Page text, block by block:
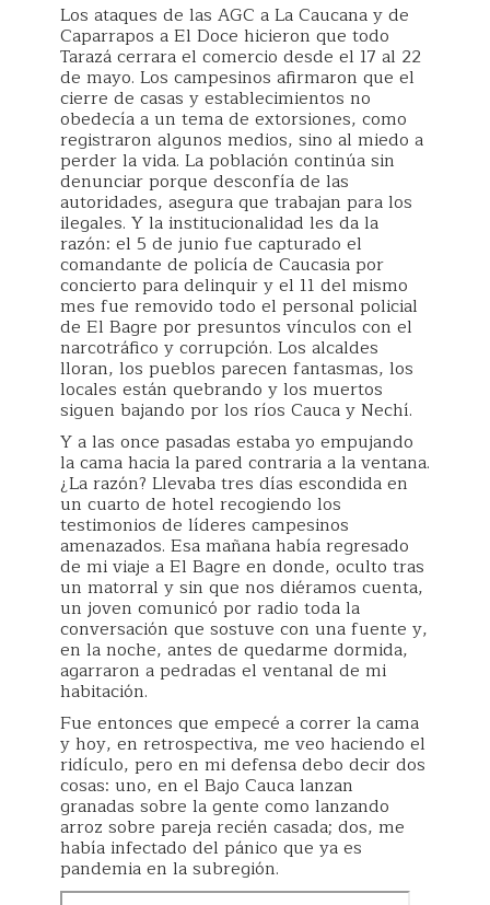
Los ataques de las AGC a La Caucana y de
Caparrapos a El Doce hicieron que todo
Tarazá cerrara el comercio desde el 17 al 22
de mayo. Los campesinos afirmaron que el
cierre de casas y establecimientos no
obedecía a un tema de extorsiones, como
registraron algunos medios, sino al miedo a
perder la vida. La población continúa sin
denunciar porque desconfía de las
autoridades, asegura que trabajan para los
ilegales. Y la institucionalidad les da la
razón: el 5 de junio fue capturado el
comandante de policía de Caucasia por
concierto para delinquir y el 11 del mismo
mes fue removido todo el personal policial
de El Bagre por presuntos vínculos con el
narcotráfico y corrupción. Los alcaldes
lloran, los pueblos parecen fantasmas, los
locales están quebrando y los muertos
siguen bajando por los ríos Cauca y Nechí.
Y a las once pasadas estaba yo empujando
la cama hacia la pared contraria a la ventana.
¿La razón? Llevaba tres días escondida en
un cuarto de hotel recogiendo los
testimonios de líderes campesinos
amenazados. Esa mañana había regresado
de mi viaje a El Bagre en donde, oculto tras
un matorral y sin que nos diéramos cuenta,
un joven comunicó por radio toda la
conversación que sostuve con una fuente y,
en la noche, antes de quedarme dormida,
agarraron a pedradas el ventanal de mi
habitación.
Fue entonces que empecé a correr la cama
y hoy, en retrospectiva, me veo haciendo el
ridículo, pero en mi defensa debo decir dos
cosas: uno, en el Bajo Cauca lanzan
granadas sobre la gente como lanzando
arroz sobre pareja recién casada; dos, me
había infectado del pánico que ya es
pandemia en la subregión.